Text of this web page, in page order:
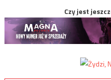
Czy jest